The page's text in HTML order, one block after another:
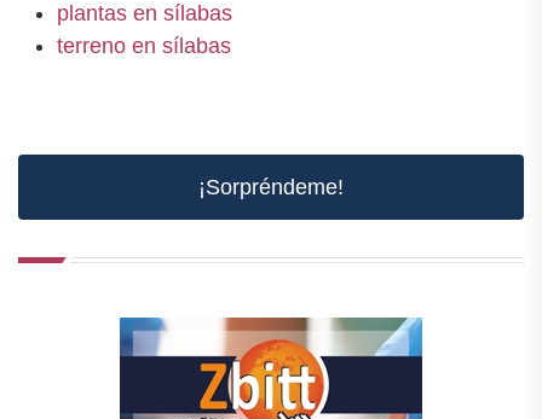
plantas en sílabas
terreno en sílabas
¡Sorpréndeme!